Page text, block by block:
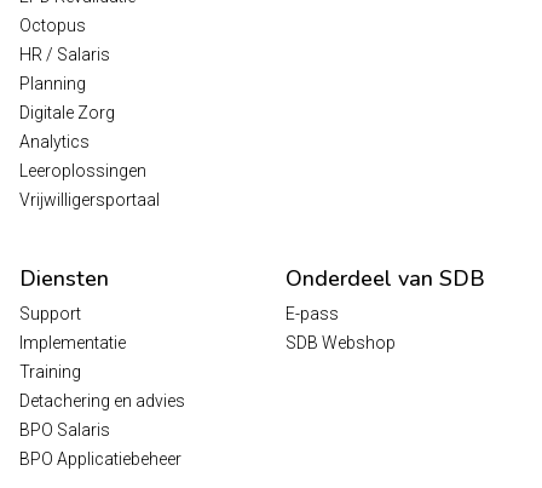
Octopus
HR / Salaris
Planning
Digitale Zorg
Analytics
Leeroplossingen
Vrijwilligersportaal
Diensten
Support
Implementatie
Training
Detachering en advies
BPO Salaris
BPO Applicatiebeheer
Onderdeel van SDB
E-pass
SDB Webshop